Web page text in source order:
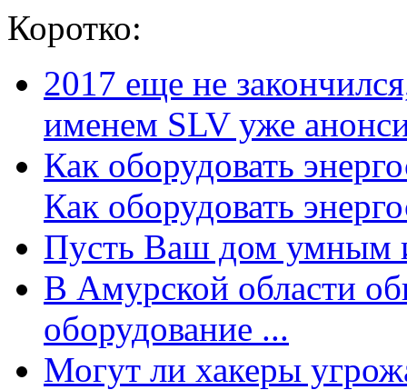
Коротко:
2017 еще не
именем SLV уже
Как оборудовать
Как оборудовать
Пусть Ваш дом умным
В Амурской области
оборудование ...
Могут ли хакеры